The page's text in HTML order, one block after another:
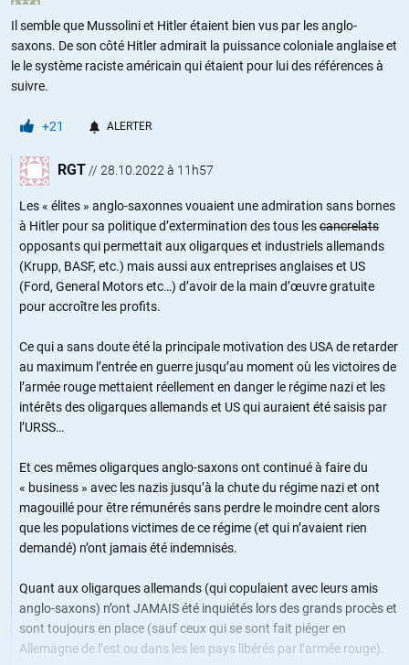
Il semble que Mussolini et Hitler étaient bien vus par les anglo-
saxons. De son côté Hitler admirait la puissance coloniale anglaise et
le le système raciste américain qui étaient pour lui des références à
suivre.
+21 ALERTER
RGT // 28.10.2022 à 11h57
Les « élites » anglo-saxonnes vouaient une admiration sans bornes
à Hitler pour sa politique d’extermination des tous lescancrelats
opposants qui permettait aux oligarques et industriels allemands
(Krupp, BASF, etc.) mais aussi aux entreprises anglaises et US
(Ford, General Motors etc…) d’avoir de la main d’œuvre gratuite
pour accroître les profits.
Ce qui a sans doute été la principale motivation des USA de retarder
au maximum l’entrée en guerre jusqu’au moment où les victoires de
l’armée rouge mettaient réellement en danger le régime nazi et les
intérêts des oligarques allemands et US qui auraient été saisis par
l’URSS…
Et ces mêmes oligarques anglo-saxons ont continué à faire du
« business » avec les nazis jusqu’à la chute du régime nazi et ont
magouillé pour être rémunérés sans perdre le moindre cent alors
que les populations victimes de ce régime (et qui n’avaient rien
demandé) n’ont jamais été indemnisés.
Quant aux oligarques allemands (qui copulaient avec leurs amis
anglo-saxons) n’ont JAMAIS été inquiétés lors des grands procès et
sont toujours en place (sauf ceux qui se sont fait piéger en
Allemagne de l’est ou dans les les pays libérés par l’armée rouge).